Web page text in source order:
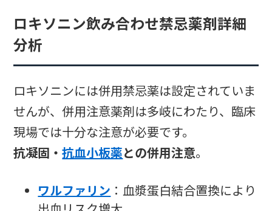
ロキソニン飲み合わせ禁忌薬剤詳細
分析
ロキソニンには併用禁忌薬は設定されていま
せんが、併用注意薬剤は多岐にわたり、臨床
現場では十分な注意が必要です。
抗凝固・抗血小板薬との併用注意。
ワルファリン ：血漿蛋白結合置換により